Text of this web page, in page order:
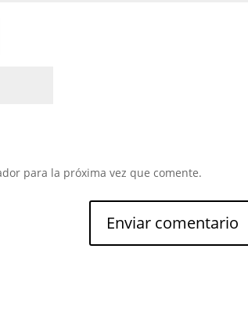
para la próxima vez que comente.